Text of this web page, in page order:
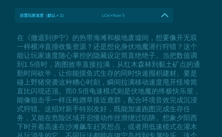
设置玩家速度（默认 = 1） LCtrl+Num 5
在《撤退到伊宁》的热带海滩和极地废墟间，想要像开无双
一样横冲直撞收集资源？还是想化身伏地魔潜行狩猎？这个
能让玩家速度随心掌控的隐藏设定简直绝绝子。当把数值调
到1.5倍时，跑图效率直接拉满，从红木森林到黏土矿点的通
勤时间砍半，让你能摸鱼式生存的同时快速囤积建材。要是
碰上野猪突袭这种糟心时刻，瞬间拉满移动速度甩开怪堆简
直比闪现还顶。而0.5倍龟速模式则是伏地魔的终极快乐屋，
能像狙击手一样压枪蹭草接近鹿群，配合环境音效完成沉浸
式狩猎。这招对新手特别友好，既能加速跑图完成生存任
务，又能在危险区域开启慢动作丝滑绕过陷阱。想象夕阳西
下时开着高速在沙滩飙车赶冥想点，或者用低速模式在灌木